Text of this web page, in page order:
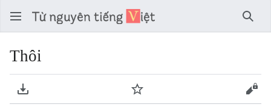
Tìm
Thôi
Tải về PDF Theo dõi